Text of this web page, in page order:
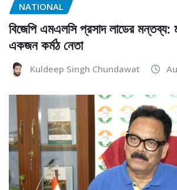
NATIONAL
বিজেপি এমএলসি প্রসাদ লাডের মন্তব্য:
একজন কর্মঠ নেতা
Kuldeep Singh Chundawat